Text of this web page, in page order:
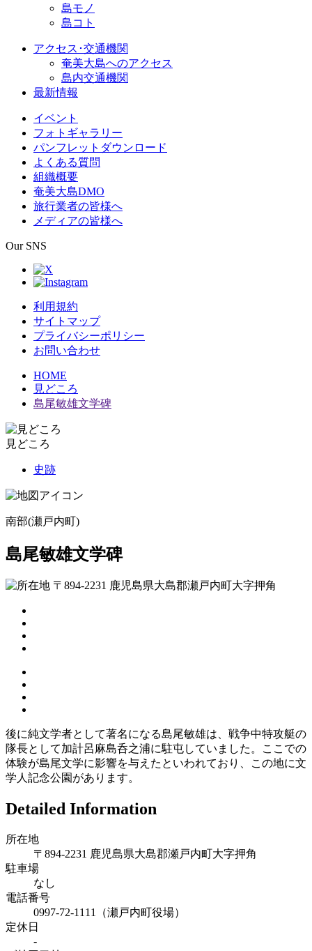
島モノ
島コト
アクセス･交通機関
奄美大島へのアクセス
島内交通機関
最新情報
イベント
フォトギャラリー
パンフレットダウンロード
よくある質問
組織概要
奄美大島DMO
旅行業者の皆様へ
メディアの皆様へ
Our SNS
利用規約
サイトマップ
プライバシーポリシー
お問い合わせ
HOME
見どころ
島尾敏雄文学碑
見どころ
史跡
南部(瀬戸内町)
島尾敏雄文学碑
〒894-2231 鹿児島県大島郡瀬戸内町大字押角
後に純文学者として著名になる島尾敏雄は、戦争中特攻艇の
隊長として加計呂麻島呑之浦に駐屯していました。ここでの
体験が島尾文学に影響を与えたといわれており、この地に文
学人記念公園があります。
Detailed Information
所在地
〒894-2231 鹿児島県大島郡瀬戸内町大字押角
駐車場
なし
電話番号
0997-72-1111（瀬戸内町役場）
定休日
-